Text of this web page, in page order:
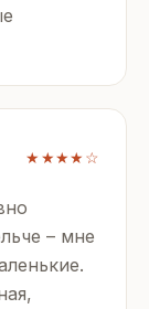
★★★★☆
– мне